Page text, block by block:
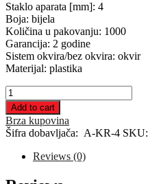
Staklo aparata [mm]: 4
Boja: bijela
Količina u pakovanju: 1000
Garancija: 2 godine
Sistem okvira/bez okvira: okvir
Materijal: plastika
Pričvršćivač
za
horizontalu
quantity
Add to cart
Brza kupovina
Šifra dobavljača: A-KR-4 SKU:
Reviews (0)